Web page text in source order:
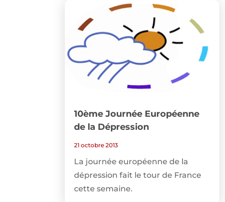
10ème Journée Européenne
de la Dépression
21 octobre 2013
La journée européenne de la
dépression fait le tour de France
cette semaine.